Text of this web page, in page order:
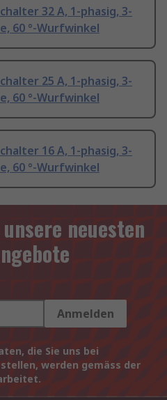
32 A, 1-phasig, 3-
60 °-Wurfwinkel
25 A, 1-phasig, 3-
60 °-Wurfwinkel
16 A, 1-phasig, 3-
60 °-Wurfwinkel
neuesten
Anmelden
die Sie uns bei
werden gemäss der